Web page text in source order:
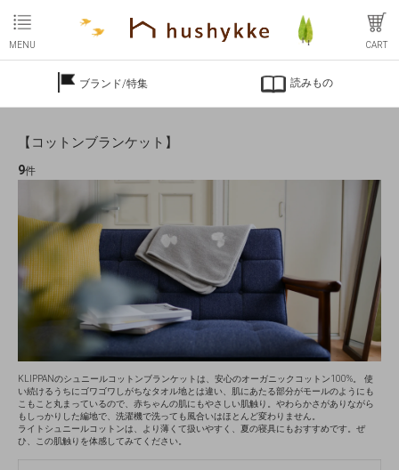
MENU CART
ブランド/特集 読みもの
【コットンブランケット】
9件
KLIPPANのシュニールコットンブランケットは、安心のオーガニックコットン100%。 使
い続けるうちにゴワゴワしがちなタオル地とは違い、肌にあたる部分がモールのようにも
こもこと丸まっているので、赤ちゃんの肌にもやさしい肌触り。やわらかさがありながら
もしっかりした編地で、洗濯機で洗っても風合いはほとんど変わりません。
ライトシュニールコットンは、より薄くて扱いやすく、夏の寝具にもおすすめです。ぜ
ひ、この肌触りを体感してみてください。